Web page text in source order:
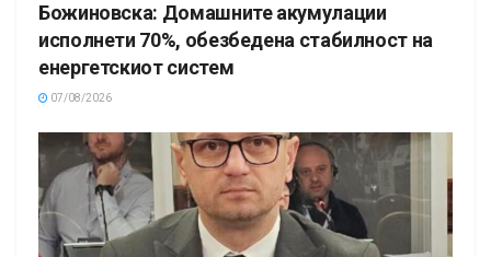
Божиновска: Домашните акумулации
исполнети 70%, обезбедена стабилност на
енергетскиот систем
07/08/2026